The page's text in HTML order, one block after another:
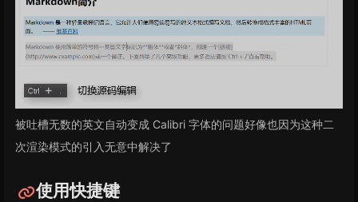
被吐槽无数的英文自动变成 Calibri 字体的问题好像也因为这种二
次渲染模式的引入无意中解决了
使用快捷键